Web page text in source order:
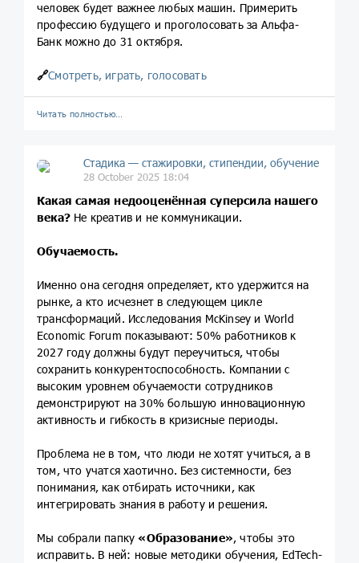
человек будет важнее любых машин. Примерить
профессию будущего и проголосовать за Альфа-
Банк можно до 31 октября.
🔗Смотреть, играть, голосовать
Читать полностью…
Стадика — стажировки, стипендии, обучение
28 October 2025 18:04
Какая самая недооценённая суперсила нашего
века? Не креатив и не коммуникации.
Обучаемость.
Именно она сегодня определяет, кто удержится на
рынке, а кто исчезнет в следующем цикле
трансформаций. Исследования McKinsey и World
Economic Forum показывают: 50% работников к
2027 году должны будут переучиться, чтобы
сохранить конкурентоспособность. Компании с
высоким уровнем обучаемости сотрудников
демонстрируют на 30% большую инновационную
активность и гибкость в кризисные периоды.
Проблема не в том, что люди не хотят учиться, а в
том, что учатся хаотично. Без системности, без
понимания, как отбирать источники, как
интегрировать знания в работу и решения.
Мы собрали папку«Образование», чтобы это
исправить. В ней: новые методики обучения, EdTech-